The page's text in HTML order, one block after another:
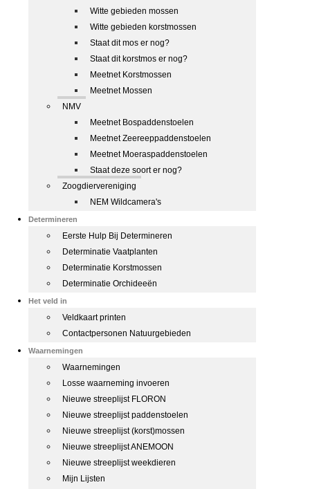
Witte gebieden mossen
Witte gebieden korstmossen
Staat dit mos er nog?
Staat dit korstmos er nog?
Meetnet Korstmossen
Meetnet Mossen
NMV
Meetnet Bospaddenstoelen
Meetnet Zeereeppaddenstoelen
Meetnet Moeraspaddenstoelen
Staat deze soort er nog?
Zoogdiervereniging
NEM Wildcamera's
Determineren
Eerste Hulp Bij Determineren
Determinatie Vaatplanten
Determinatie Korstmossen
Determinatie Orchideeën
Het veld in
Veldkaart printen
Contactpersonen Natuurgebieden
Waarnemingen
Waarnemingen
Losse waarneming invoeren
Nieuwe streeplijst FLORON
Nieuwe streeplijst paddenstoelen
Nieuwe streeplijst (korst)mossen
Nieuwe streeplijst ANEMOON
Nieuwe streeplijst weekdieren
Mijn Lijsten